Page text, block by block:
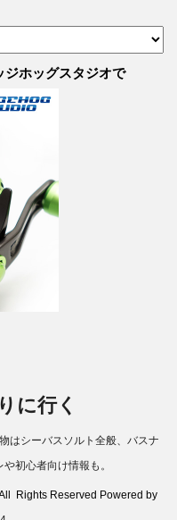
ジホッグスタジオで
に行く
はシーバスソルト全般、バスナ
初心者向け情報も。
Rights Reserved Powered by